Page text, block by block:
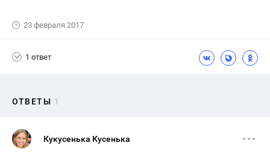
23 февраля 2017
1 ответ
ОТВЕТЫ 1
Кукусенька Кусенька